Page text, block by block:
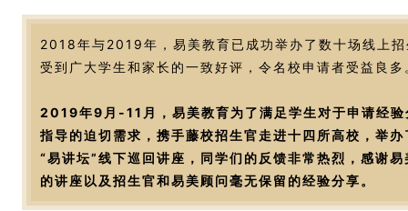
2018年与2019年，易美教育已成功举办了数十场线上
受到广大学生和家长的一致好评，令名校申请者受益良多
2019年9月-11月，易美教育为了满足学生对于申请经验
指导的迫切需求，携手藤校招生官走进十四所高校，举
“易讲坛”线下巡回讲座，同学们的反馈非常热烈，感谢
的讲座以及招生官和易美顾问毫无保留的经验分享。